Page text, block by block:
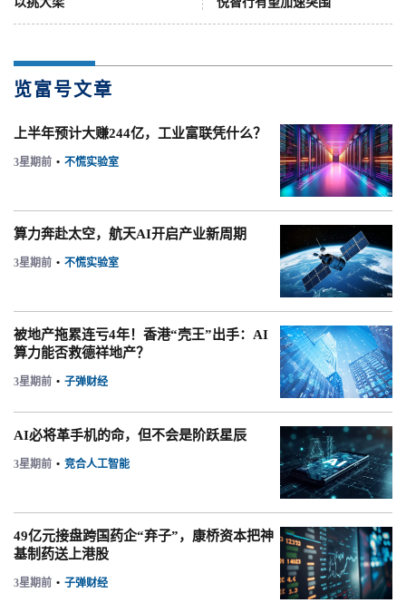
览富号文章
上半年预计大赚244亿，工业富联凭什么？
3星期前 • 不慌实验室
算力奔赴太空，航天AI开启产业新周期
3星期前 • 不慌实验室
被地产拖累连亏4年！香港“壳王”出手：AI
算力能否救德祥地产？
3星期前 • 子弹财经
AI必将革手机的命，但不会是阶跃星辰
3星期前 • 竞合人工智能
49亿元接盘跨国药企“弃子”，康桥资本把神
基制药送上港股
3星期前 • 子弹财经